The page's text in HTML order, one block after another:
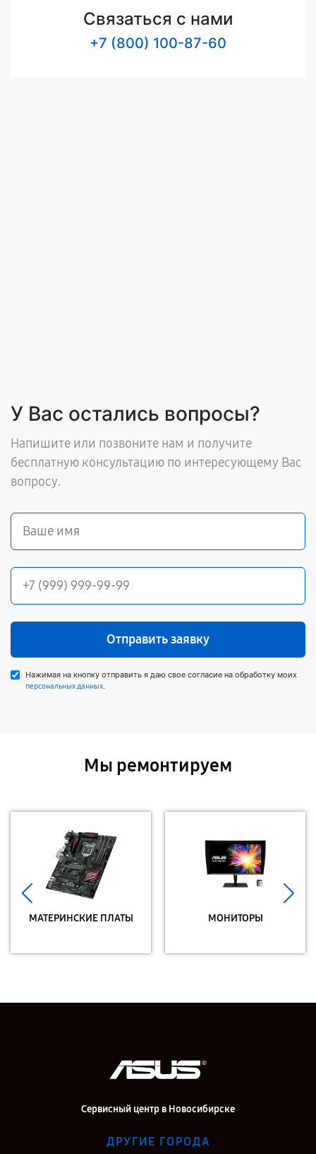
Связаться с нами
+7 (800) 100-87-60
У Вас остались вопросы?
Напишите или позвоните нам и получите
бесплатную консультацию по интересующему Вас
вопросу.
Отправить заявку
Нажимая на кнопку отправить я даю свое согласие на обработку моих
персональных данных.
Мы ремонтируем
МАТЕРИНСКИЕ ПЛАТЫ МОНИТОРЫ
Сервисный центр в Новосибирске
ДРУГИЕ ГОРОДА